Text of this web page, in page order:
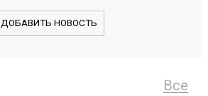
ДОБАВИТЬ НОВОСТЬ
Все